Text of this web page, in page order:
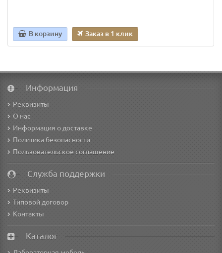
В корзину Заказ в 1 клик
Информация
Реквизиты
О нас
Информация о доставке
Политика безопасности
Пользовательское соглашение
Служба поддержки
Реквизиты
Типовой договор
Контакты
Каталог